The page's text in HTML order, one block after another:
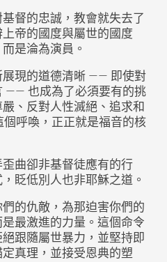
督的忠誠，教會就失去了
帝的國度與屬世的國度
是淪為演員。
現的道德清晰 —— 即使對
—— 也成為了必須要有的挑
、反對人性滅絕、追求和
呼喚，正正就是福音的核
曲卻非基督徒應有的行
眨低別人也非耶穌之道。
的仇敵，為那迫害你們的
最激進的力量。這個命令
跟隨屬世暴力，並堅持即
真理，並接受恩典的塑